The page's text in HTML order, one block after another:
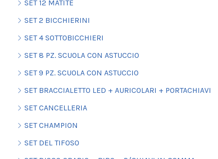
SET 12 MATITE
SET 2 BICCHIERINI
SET 4 SOTTOBICCHIERI
SET 8 PZ. SCUOLA CON ASTUCCIO
SET 9 PZ. SCUOLA CON ASTUCCIO
SET BRACCIALETTO LED + AURICOLARI + PORTACHIAVI
SET CANCELLERIA
SET CHAMPION
SET DEL TIFOSO